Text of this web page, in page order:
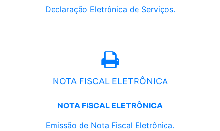
Declaração Eletrônica de Serviços.
NOTA FISCAL ELETRÔNICA
NOTA FISCAL ELETRÔNICA
Emissão de Nota Fiscal Eletrônica.